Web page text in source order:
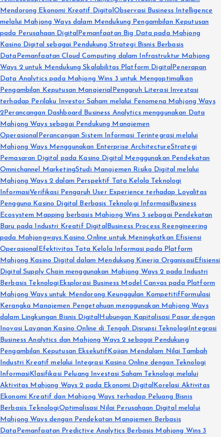
Mendorong Ekonomi Kreatif Digital Observasi Business Intelligence
melalui Mahjong Ways dalam Mendukung Pengambilan Keputusan
pada Perusahaan Digital Pemanfaatan Big Data pada Mahjong
Kasino Digital sebagai Pendukung Strategi Bisnis Berbasis
Data Pemanfaatan Cloud Computing dalam Infrastruktur Mahjong
Ways 2 untuk Mendukung Skalabilitas Platform Digital Penerapan
Data Analytics pada Mahjong Wins 3 untuk Mengoptimalkan
Pengambilan Keputusan Manajerial Pengaruh Literasi Investasi
terhadap Perilaku Investor Saham melalui Fenomena Mahjong Ways
2 Perancangan Dashboard Business Analytics menggunakan Data
Mahjong Ways sebagai Pendukung Manajemen
Operasional Perancangan Sistem Informasi Terintegrasi melalui
Mahjong Ways Menggunakan Enterprise ArchitectureStrategi
Pemasaran Digital pada Kasino Digital Menggunakan Pendekatan
Omnichannel MarketingStudi Manajemen Risiko Digital melalui
Mahjong Ways 2 dalam Perspektif Tata Kelola Teknologi
InformasiVerifikasi Pengaruh User Experience terhadap Loyalitas
Pengguna Kasino Digital Berbasis Teknologi Informasi Business
Ecosystem Mapping berbasis Mahjong Wins 3 sebagai Pendekatan
Baru pada Industri Kreatif Digital Business Process Reengineering
pada Mahjongways Kasino Online untuk Meningkatkan Efisiensi
Operasional Efektivitas Tata Kelola Informasi pada Platform
Mahjong Kasino Digital dalam Mendukung Kinerja Organisasi Efisiensi
Digital Supply Chain menggunakan Mahjong Ways 2 pada Industri
Berbasis Teknologi Eksplorasi Business Model Canvas pada Platform
Mahjong Ways untuk Mendorong Keunggulan Kompetitif Formulasi
Kerangka Manajemen Pengetahuan menggunakan Mahjong Ways
dalam Lingkungan Bisnis Digital Hubungan Kapitalisasi Pasar dengan
Inovasi Layanan Kasino Online di Tengah Disrupsi Teknologi Integrasi
Business Analytics dan Mahjong Ways 2 sebagai Pendukung
Pengambilan Keputusan Eksekutif Kajian Mendalam Nilai Tambah
Industri Kreatif melalui Integrasi Kasino Online dengan Teknologi
Informasi Klasifikasi Peluang Investasi Saham Teknologi melalui
Aktivitas Mahjong Ways 2 pada Ekonomi Digital Korelasi Aktivitas
Ekonomi Kreatif dan Mahjong Ways terhadap Peluang Bisnis
Berbasis TeknologiOptimalisasi Nilai Perusahaan Digital melalui
Mahjong Ways dengan Pendekatan Manajemen Berbasis
Data Pemanfaatan Predictive Analytics Berbasis Mahjong Wins 3